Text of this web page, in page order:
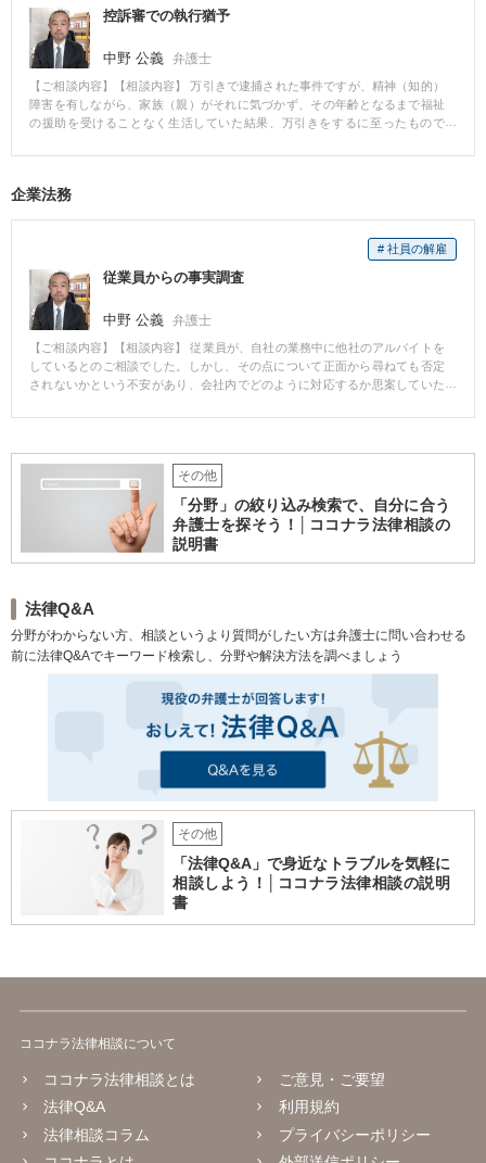
とめ、労働時間を算出して計算したものでしたが、一般的に、従業員自らが
作成したメモは信用してもらえない場合が多く、証拠の状況からは、全て敗
訴することもありえるものでした。 メモは、その作成に会社が関与したもの
ではないため、深く検討することなく信用できないと裁判所が判断し、全て
の請求を認めないことが相当な程度、想定されました。 反対に、作業現場の
記載は、会社保管の日報と内容が一致するため、相談者には、それを理由に
有利に判断して欲しいとの強い意向もありました。 代理人弁護士として、判
り、全て負けてしまうリスクが低くないことが決め手となり、最終的には和
合、どのような結果となったのかは分かりませんが、結果が伴わなくとも、
頼者も納得してくださったこともあり、その点では、和解をした意味があっ
たと考えていますが、正解はいまだに分かりません。
控訴審での執行猶予
中野 公義 弁護士
【ご相談内容】【相談内容】 万引きで逮捕された事件ですが、精神（知的）
障害を有しながら、家族（親）がそれに気づかず、その年齢となるまで福祉
の援助を受けることなく生活していた結果、万引きをするに至ったもので
猶予中（同じく万引きによるもの）であったため、再度の執行猶予を求めて
たが、控訴審では、その間の弁護活動が評価され、再度の執行猶予となりま
を有することを証明するために、両親の協力を得て手帳の申請をしました。
その上で、ソーシャルワーカーの支援を受けながら、保釈中に就職先を確保
しました。 また、ソーシャルワーカーには、控訴審で出廷してもらい、障害
による特性と、再犯を防止するための指導教育がされていることを説明して
もらいました。 そのようなこともあり、控訴審で、再度の執行猶予を得るに
至りました。特に、ソーシャルワーカーの供述に、裁判官が大きく反応して
いたのが目に見えてわかる事件でした。 障害を有することに気づき、それを
出発点として弁護活動ができたことに意義があったものです。それがなけれ
れません。多くの方の協力を得て、社会内での更正とそのための社会福祉に
企業法務
# 社員の解雇
従業員からの事実調査
中野 公義 弁護士
【ご相談内容】【相談内容】 従業員が、自社の業務中に他社のアルバイトを
しているとのご相談でした。しかし、その点について正面から尋ねても否定
されないかという不安があり、会社内でどのように対応するか思案していた
事実調査の依頼を受けました。 その中で、会社が想定したとおり、従業員
【解決のポイントなど】 事実確認のために、調査を行うにあたっては、事前
に資料を確認して、どの程度の事実が手堅く認められるのかを検討し、それ
を踏まえて、どのような質問をどのような順番で行うのかが重要となりま
す。 この時のご依頼は、それが非常にうまくいったもので、依頼者からは、
「最初、この先生は何のためにこんなこと（例えば、運転免許を持っている
かなど）を聞いているのか分からなかったが、最後の質問を聞いて鳥肌が立
退職することとなりましたが、その過程でトラブルとなってしまいました。
それを抑えてでも、慎重に行うべきでした。 結果として、保険の適用が可能
であったこともあり、会社として不利益はなかったものの、慎重に慎重を重
その他
「分野」の絞り込み検索で、自分に合う
弁護士を探そう！│ココナラ法律相談の
説明書
法律Q&A
分野がわからない方、相談というより質問がしたい方は弁護士に問い合わせる
前に法律Q&Aでキーワード検索し、分野や解決方法を調べましょう
その他
「法律Q&A」で身近なトラブルを気軽に
相談しよう！│ココナラ法律相談の説明
書
ココナラ法律相談について
ココナラ法律相談とは
法律Q&A
法律相談コラム
ご意見・ご要望
利用規約
プライバシーポリシー